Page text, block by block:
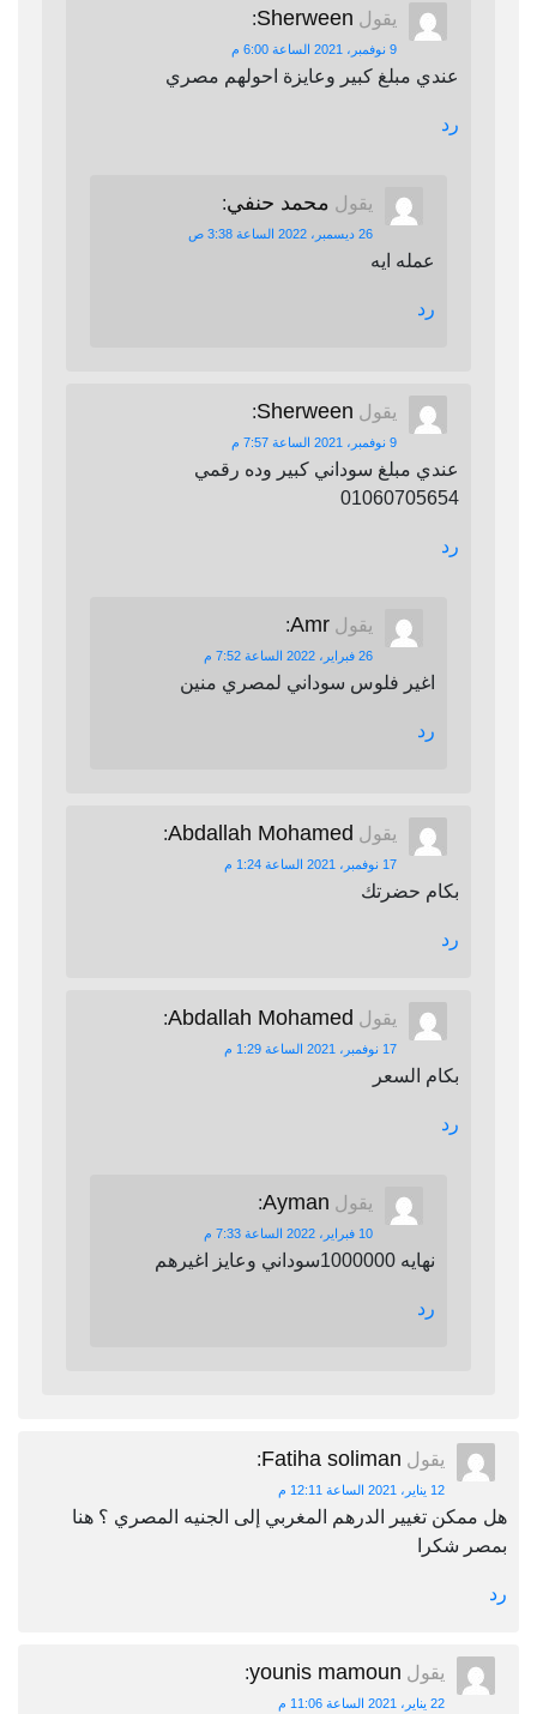
يقول Sherween
:
9 نوفمبر، 2021 الساعة 6:00 م
عندي مبلغ كبير وعايزة احولهم مصري
رد
يقول محمد حنفي:
26 ديسمبر، 2022 الساعة 3:38 ص
عمله ايه
رد
يقول Sherween
:
9 نوفمبر، 2021 الساعة 7:57 م
عندي مبلغ سوداني كبير وده رقمي
01060705654
رد
يقول Amr
:
26 فبراير، 2022 الساعة 7:52 م
اغير فلوس سوداني لمصري منين
رد
يقول Abdallah Mohamed
:
17 نوفمبر، 2021 الساعة 1:24 م
بكام حضرتك
رد
يقول Abdallah Mohamed
:
17 نوفمبر، 2021 الساعة 1:29 م
بكام السعر
رد
يقول Ayman
:
10 فبراير، 2022 الساعة 7:33 م
نهايه 1000000سوداني وعايز اغيرهم
رد
يقول Fatiha soliman
:
12 يناير، 2021 الساعة 12:11 م
هل ممكن تغيير الدرهم المغربي إلى الجنيه المصري ؟ هنا
بمصر شكرا
رد
يقول younis mamoun
:
22 يناير، 2021 الساعة 11:06 م